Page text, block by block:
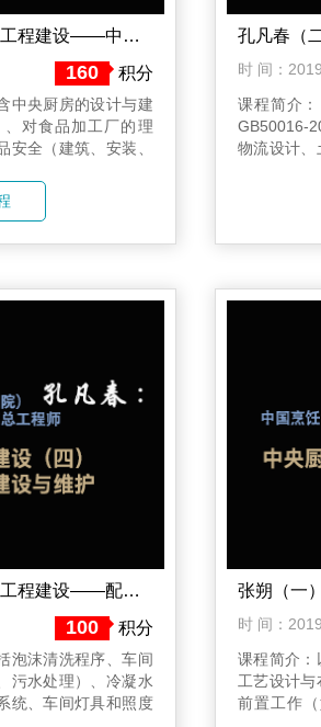
孔凡春（一）：中央厨房工程建设——中央厨房设计大纲
160 积分
中央厨房的设计与建
对食品加工厂的理
安全（建筑、安装、
等。
时 间：
课程简介
GB50016-
物流设计、
（包含车
消除、车
孔凡春（四）：中央厨房工程建设——配套设施建设与维护
100 积分
泡沫清洗程序、车间
污水处理）、冷凝水
统、车间灯具和照度
张朔（一
时 间：
课程简介：
工艺设计
前置工作